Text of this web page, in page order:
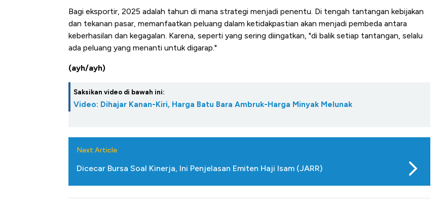
Bagi eksportir, 2025 adalah tahun di mana strategi menjadi penentu. Di tengah tantangan kebijakan
dan tekanan pasar, memanfaatkan peluang dalam ketidakpastian akan menjadi pembeda antara
keberhasilan dan kegagalan. Karena, seperti yang sering diingatkan, "di balik setiap tantangan, selalu
ada peluang yang menanti untuk digarap."
(ayh/ayh)
Saksikan video di bawah ini:
Video: Dihajar Kanan-Kiri, Harga Batu Bara Ambruk-Harga Minyak Melunak
Next Article
Dicecar Bursa Soal Kinerja, Ini Penjelasan Emiten Haji Isam (JARR)